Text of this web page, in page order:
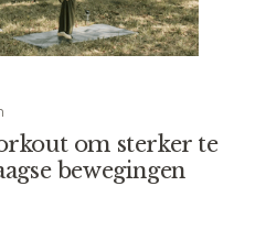
om sterker te
bewegingen